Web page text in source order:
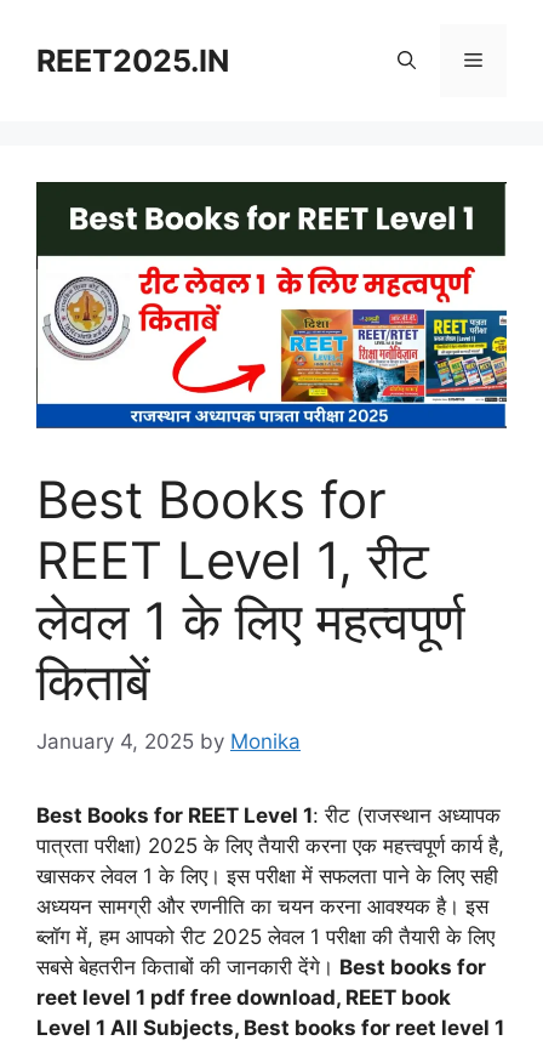
contentREET2025.IN Menu
Best Books for
REET Level 1, रीट
लेवल 1 के लिए महत्वपूर्ण
किताबें
January 4, 2025 by Monika
Best Books for REET Level 1: रीट (राजस्थान अध्यापक
पात्रता परीक्षा) 2025 के लिए तैयारी करना एक महत्त्वपूर्ण कार्य है,
खासकर लेवल 1 के लिए। इस परीक्षा में सफलता पाने के लिए सही
अध्ययन सामग्री और रणनीति का चयन करना आवश्यक है। इस
ब्लॉग में, हम आपको रीट 2025 लेवल 1 परीक्षा की तैयारी के लिए
सबसे बेहतरीन किताबों की जानकारी देंगे। Best books for
reet level 1 pdf free download, REET book
Level 1 All Subjects, Best books for reet level 1